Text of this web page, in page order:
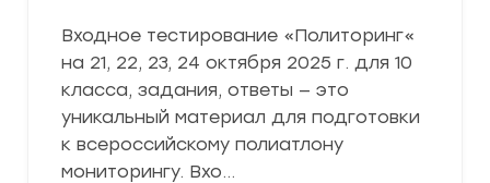
Входное тестирование «Политоринг«
на 21, 22, 23, 24 октября 2025 г. для 10
класса, задания, ответы — это
уникальный материал для подготовки
к всероссийскому полиатлону
мониторингу. Вхо…